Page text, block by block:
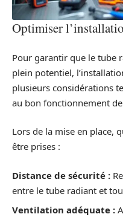
Optimiser
Pour garantir que le tube
plein potentiel,
plusieurs considérations
au bon fonctionnement de
Lors de la mise en place,
être prises :
Distance de sécurité :
entre le tube radiant et
Ventilation adéquate :